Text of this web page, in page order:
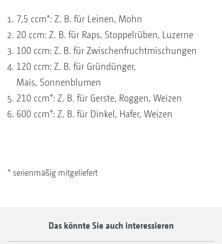
7,5 ccm*: Z. B. für Leinen, Mohn
20 ccm: Z. B. für Raps, Stoppelrüben, Luzerne
100 ccm: Z. B. für Zwischenfruchtmischungen
120 ccm: Z. B. für Gründünger,
Mais, Sonnenblumen
210 ccm*: Z. B. für Gerste, Roggen, Weizen
600 ccm*: Z. B. für Dinkel, Hafer, Weizen
* serienmäßig mitgeliefert
Das könnte Sie auch interessieren